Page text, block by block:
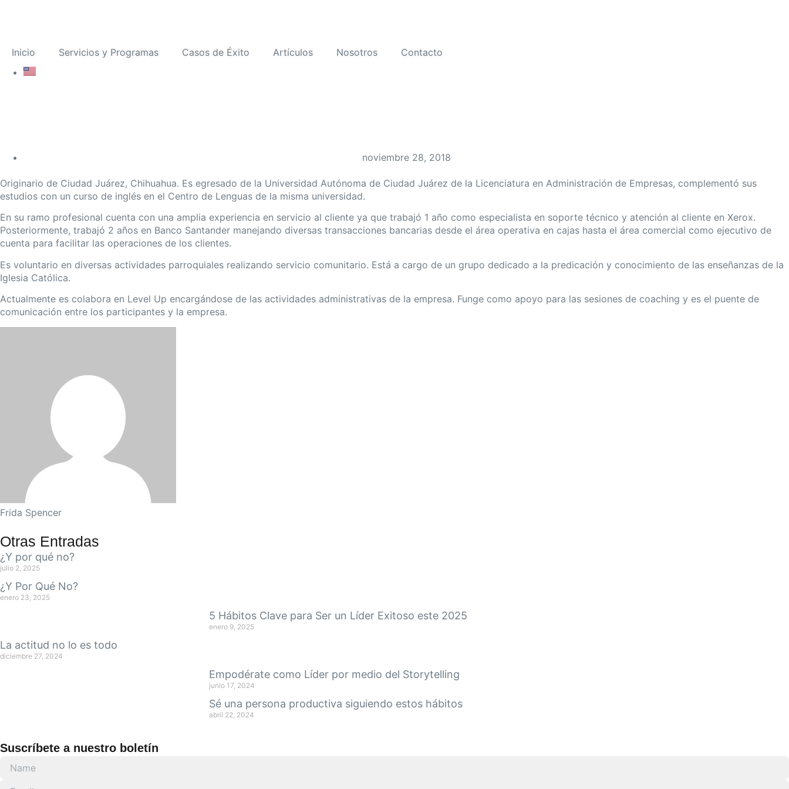
Inicio Servicios y Programas Casos de Éxito Artículos Nosotros Contacto
noviembre 28, 2018
Originario de Ciudad Juárez, Chihuahua. Es egresado de la Universidad Autónoma de Ciudad Juárez de la Licenciatura en Administración de Empresas, complementó sus
estudios con un curso de inglés en el Centro de Lenguas de la misma universidad.
En su ramo profesional cuenta con una amplia experiencia en servicio al cliente ya que trabajó 1 año como especialista en soporte técnico y atención al cliente en Xerox.
Posteriormente, trabajó 2 años en Banco Santander manejando diversas transacciones bancarias desde el área operativa en cajas hasta el área comercial como ejecutivo de
cuenta para facilitar las operaciones de los clientes.
Es voluntario en diversas actividades parroquiales realizando servicio comunitario. Está a cargo de un grupo dedicado a la predicación y conocimiento de las enseñanzas de la
Iglesia Católica.
Actualmente es colabora en Level Up encargándose de las actividades administrativas de la empresa. Funge como apoyo para las sesiones de coaching y es el puente de
comunicación entre los participantes y la empresa.
Frida Spencer
Otras Entradas
¿Y por qué no?
julio 2, 2025
¿Y Por Qué No?
enero 23, 2025
5 Hábitos Clave para Ser un Líder Exitoso este 2025
enero 9, 2025
La actitud no lo es todo
diciembre 27, 2024
Empodérate como Líder por medio del Storytelling
junio 17, 2024
Sé una persona productiva siguiendo estos hábitos
abril 22, 2024
Suscríbete a nuestro boletín